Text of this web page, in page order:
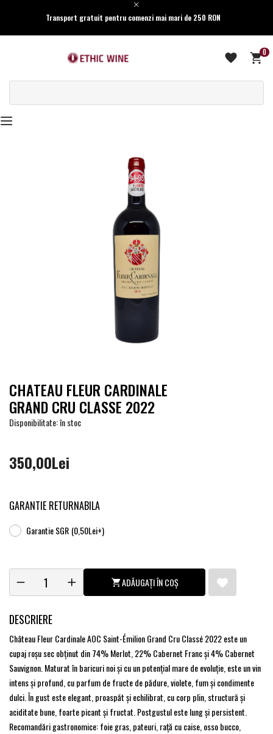
Transport gratuit pentru comenzi mai mari de 250 RON
0
CHATEAU FLEUR CARDINALE
GRAND CRU CLASSE 2022
Disponibilitate: în stoc
350,00Lei
GARANTIE RETURNABILA
Garantie SGR (0,50Lei+)
ADĂUGAȚI ÎN COȘ
DESCRIERE
Château Fleur Cardinale AOC Saint-Émilion Grand Cru Classé 2022 este un
cupaj roşu sec obţinut din 74% Merlot, 22% Cabernet Franc şi 4% Cabernet
Sauvignon. Maturat în baricuri noi şi cu un potenţial mare de evoluţie, este un vin
intens şi profund, cu parfum de fructe de pădure, violete, fum și condimente
dulci. În gust este elegant, proaspăt și echilibrat, cu corp plin, structură și
aciditate bune, foarte picant și fructat. Postgustul este lung şi persistent.
Recomandări gastronomice: foie gras, pateuri, rață cu caise, osso bucco,